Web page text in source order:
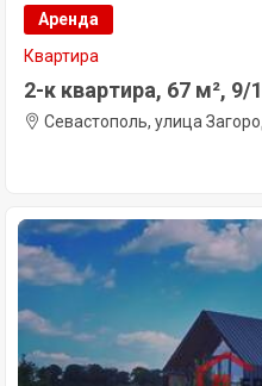
Аренда
Квартира
2-к квартира, 67 м², 9/
Севастополь, улица